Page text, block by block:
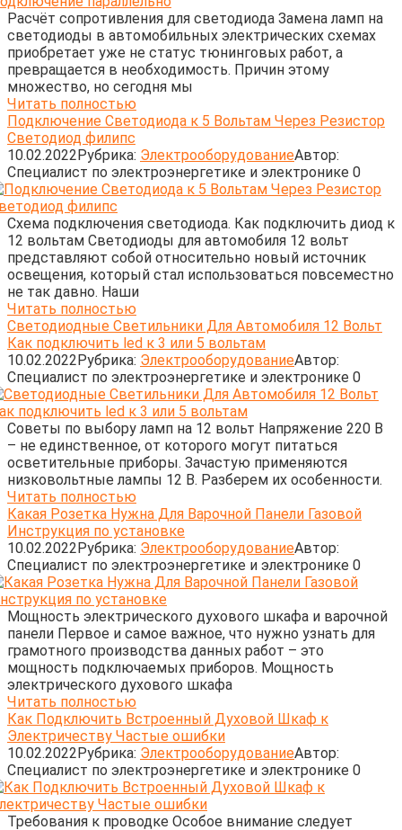
Расчёт сопротивления для светодиода Замена ламп на
светодиоды в автомобильных электрических схемах
приобретает уже не статус тюнинговых работ, а
превращается в необходимость. Причин этому
множество, но сегодня мы
Читать полностью
Подключение Светодиода к 5 Вольтам Через Резистор
Светодиод филипс
10.02.2022Рубрика: ЭлектрооборудованиеАвтор:
Cпециалист по электроэнергетике и электронике 0
Схема подключения светодиода. Как подключить диод к
12 вольтам Светодиоды для автомобиля 12 вольт
представляют собой относительно новый источник
освещения, который стал использоваться повсеместно
не так давно. Наши
Читать полностью
Светодиодные Светильники Для Автомобиля 12 Вольт
Как подключить led к 3 или 5 вольтам
10.02.2022Рубрика: ЭлектрооборудованиеАвтор:
Cпециалист по электроэнергетике и электронике 0
Советы по выбору ламп на 12 вольт Напряжение 220 В
– не единственное, от которого могут питаться
осветительные приборы. Зачастую применяются
низковольтные лампы 12 В. Разберем их особенности.
Читать полностью
Какая Розетка Нужна Для Варочной Панели Газовой
Инструкция по установке
10.02.2022Рубрика: ЭлектрооборудованиеАвтор:
Cпециалист по электроэнергетике и электронике 0
Мощность электрического духового шкафа и варочной
панели Первое и самое важное, что нужно узнать для
грамотного производства данных работ – это
мощность подключаемых приборов. Мощность
электрического духового шкафа
Читать полностью
Как Подключить Встроенный Духовой Шкаф к
Электричеству Частые ошибки
10.02.2022Рубрика: ЭлектрооборудованиеАвтор:
Cпециалист по электроэнергетике и электронике 0
Требования к проводке Особое внимание следует